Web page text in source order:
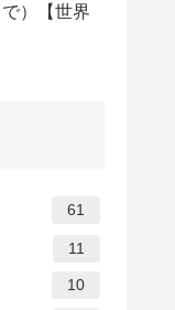
）【世界
61
11
10